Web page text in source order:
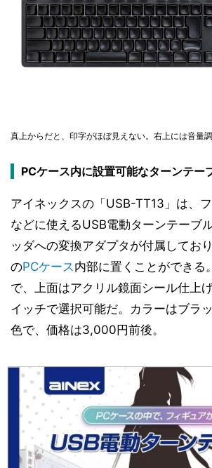
真上からだと、印字がほぼ見えない。右上には音量
PCケース内に設置可能なターンテー
アイネックスの「USB-TT13」は、
などに使えるUSB電動ターンテーブ
ッダへの変換アダプタが付属してお
のPCケース内部に置くことができる
で、上面はアクリル鏡面シール仕上
イッチで選択可能だ。カラーはブラ
色で、価格は3,000円前後。